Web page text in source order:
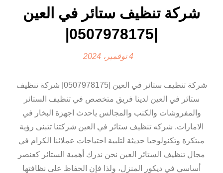
شركة تنظيف ستائر في العين
|0507978175|
4 نوفمبر، 2024
شركة تنظيف ستائر في العين |0507978175| شركة تنظيف
ستائر في العين لدينا فريق متخصص في تنظيف الستائر
والمفروشات والكنب والمجالس ياحدث اجهزة البخار في
الامارات. شركه تنظيف ستائر في العين شركتنا تتبنى رؤية
مبتكرة وتكنولوجيا حديثة لتلبية احتياجات عملائنا الكرام في
مجال تنظيف الستائر العين نحن ندرك أهمية الستائر كعنصر
أساسي في ديكور المنزل، ولذا فإن الحفاظ على نظافتها